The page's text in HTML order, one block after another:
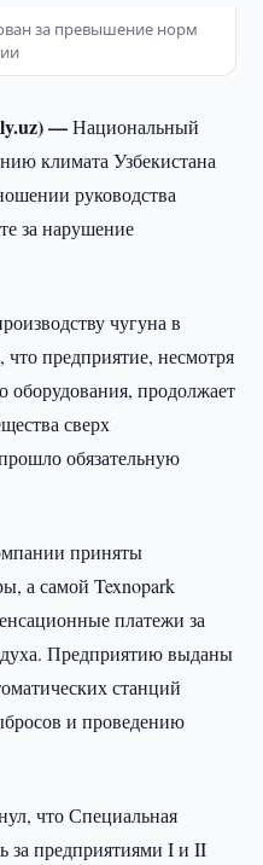
за превышение норм
—Национальный
климата Узбекистана
руководства
за нарушение
чугуна в
предприятие, несмотря
оборудования, продолжает
сверх
обязательную
приняты
а самой Texnopark
платежи за
Предприятию выданы
станций
и проведению
что Специальная
за предприятиями I и II